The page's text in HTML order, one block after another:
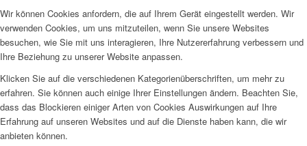
Wir können Cookies anfordern, die auf Ihrem Gerät eingestellt werden. Wir
verwenden Cookies, um uns mitzuteilen, wenn Sie unsere Websites
besuchen, wie Sie mit uns interagieren, Ihre Nutzererfahrung verbessern und
Ihre Beziehung zu unserer Website anpassen.
Klicken Sie auf die verschiedenen Kategorienüberschriften, um mehr zu
erfahren. Sie können auch einige Ihrer Einstellungen ändern. Beachten Sie,
dass das Blockieren einiger Arten von Cookies Auswirkungen auf Ihre
Erfahrung auf unseren Websites und auf die Dienste haben kann, die wir
anbieten können.